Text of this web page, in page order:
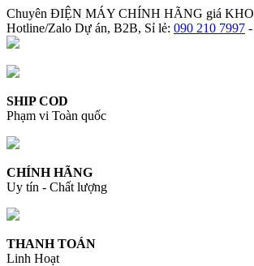
Chuyên ĐIỆN MÁY CHÍNH HÃNG giá KHO
Hotline/Zalo Dự án, B2B, Sỉ lẻ: 090 210 7997 -
SHIP COD
Phạm vi Toàn quốc
CHÍNH HÃNG
Uy tín - Chất lượng
THANH TOÁN
Linh Hoạt